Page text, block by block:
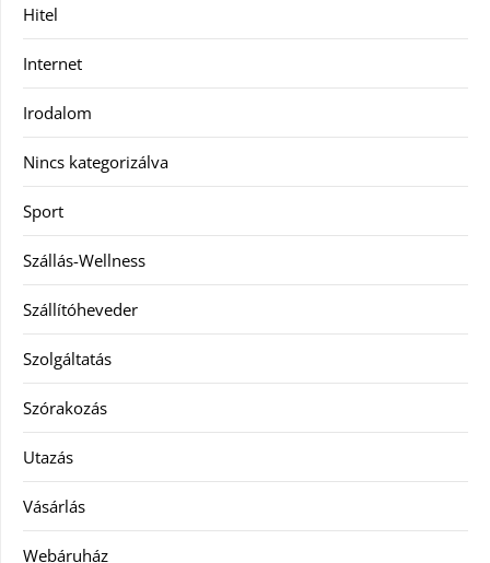
Hitel
Internet
Irodalom
Nincs kategorizálva
Sport
Szállás-Wellness
Szállítóheveder
Szolgáltatás
Szórakozás
Utazás
Vásárlás
Webáruház